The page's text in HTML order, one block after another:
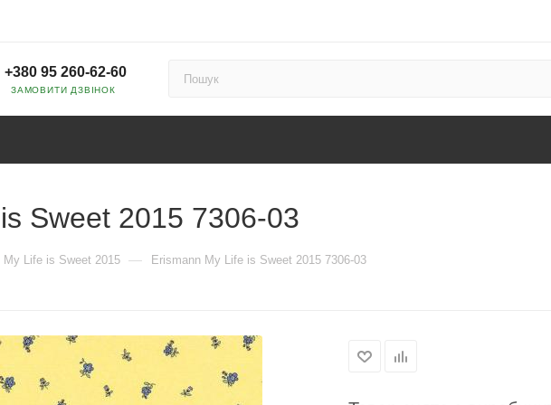
+380 95 260-62-60
ЗАМОВИТИ ДЗВІНОК
Sweet 2015 7306-03
My Life is Sweet 2015 — Erismann My Life is Sweet 2015 7306-03